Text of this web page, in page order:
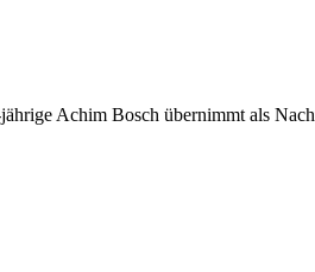
Achim Bosch übernimmt als